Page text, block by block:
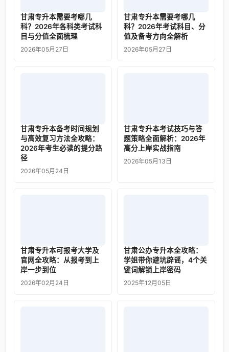
甘肃专升本需要考哪几
科？2026年各科类考试科
目与分值全面梳理
2026年05月27日
甘肃专升本需要考哪几
科？2026年考试科目、分
值及备考方向全解析
2026年05月27日
甘肃专升本备考时间规划
与高效复习方法全攻略：
2026年考生必读的提分路
径
2026年05月24日
甘肃专升本考试技巧与答
题策略全面解析：2026年
高分上岸实战指南
2026年05月13日
甘肃专升本可报考大学及
官网全攻略：从报考到上
岸一步到位
2026年02月24日
甘肃公办专升本全攻略：
学姐带你避坑辟谣，4个关
键词解锁上岸密码
2025年12月05日